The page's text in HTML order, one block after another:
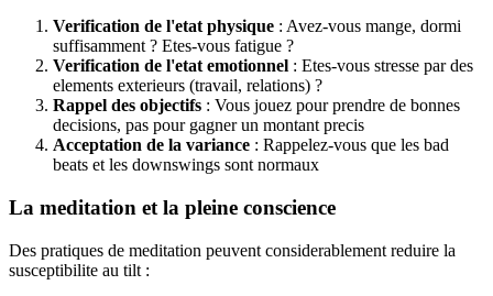
Verification de l'etat physique : Avez-vous mange, dormi
suffisamment ? Etes-vous fatigue ?
Verification de l'etat emotionnel : Etes-vous stresse par des
elements exterieurs (travail, relations) ?
Rappel des objectifs : Vous jouez pour prendre de bonnes
decisions, pas pour gagner un montant precis
Acceptation de la variance : Rappelez-vous que les bad
beats et les downswings sont normaux
La meditation et la pleine conscience
Des pratiques de meditation peuvent considerablement reduire la
susceptibilite au tilt :